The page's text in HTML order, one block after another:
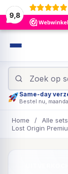
9,8
Same-day
Bestel nu,
Home / Alle sets
Lost Origin